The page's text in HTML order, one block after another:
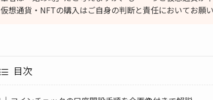
仮想通貨・NFTの購入はご自身の判断と責任においてお願い
目次